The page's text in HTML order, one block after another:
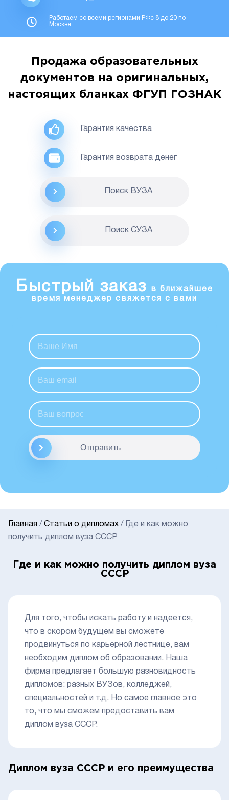
Работаем со всеми регионами РФс 8 до 20 по
Москве
Продажа образовательных
документов на оригинальных,
настоящих бланках ФГУП ГОЗНАК
Гарантия качества
Гарантия возврата денег
Поиск ВУЗА
Поиск CУЗА
Быстрый заказ
в ближайшее
время менеджер свяжется с вами
Отправить
Главная / Статьи о дипломах /
Где и как можно
получить диплом вуза СССР
Где и как можно получить диплом вуза
СССР
Для того, чтобы искать работу и надеется,
что в скором будущем вы сможете
продвинуться по карьерной лестнице, вам
необходим диплом об образовании. Наша
фирма предлагает большую разновидность
дипломов: разных ВУЗов, колледжей,
специальностей и т.д. Но самое главное это
то, что мы сможем предоставить вам
диплом вуза СССР.
Диплом вуза СССР и его преимущества